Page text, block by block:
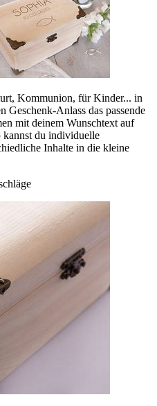
Kommunion, für Kinder... in
Geschenk-Anlass das passende
mit deinem Wunschtext auf
kannst du individuelle
Inhalte in die kleine